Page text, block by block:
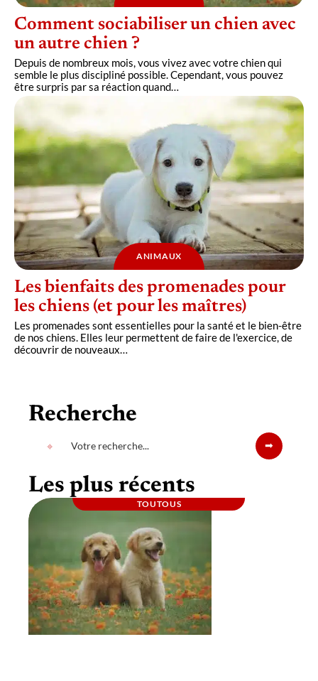
Comment sociabiliser un chien avec
un autre chien ?
Depuis de nombreux mois, vous vivez avec votre chien qui
semble le plus discipliné possible. Cependant, vous pouvez
être surpris par sa réaction quand…
ANIMAUX
Les bienfaits des promenades pour
les chiens (et pour les maîtres)
Les promenades sont essentielles pour la santé et le bien-être
de nos chiens. Elles leur permettent de faire de l'exercice, de
découvrir de nouveaux…
Recherche
Les plus récents
TOUTOUS